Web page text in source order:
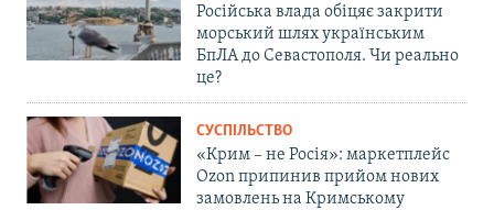
Російська влада обіцяє закрити
морський шлях українським
БпЛА до Севастополя. Чи реально
це?
СУСПІЛЬСТВО
«Крим – не Росія»: маркетплейс
Ozon припинив прийом нових
замовлень на Кримському